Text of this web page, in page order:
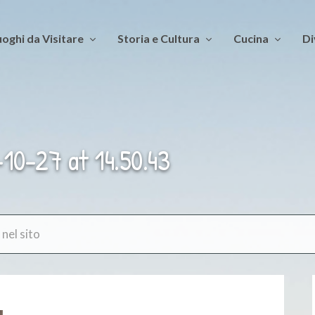
da Visitare Storia e Cultura Cucina
27 at 14.50.43